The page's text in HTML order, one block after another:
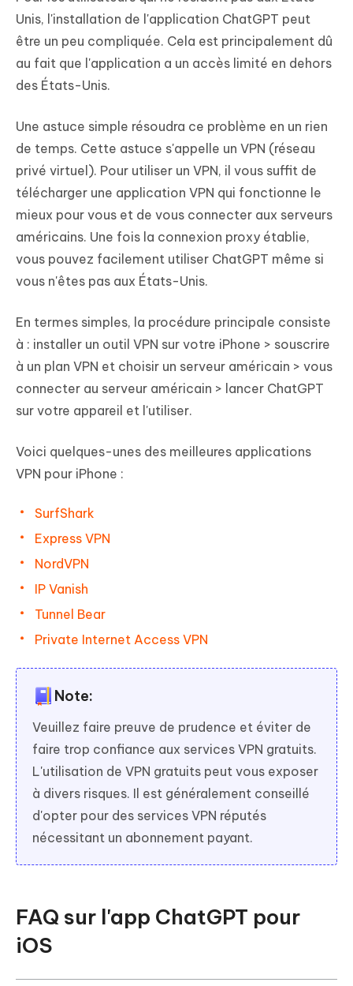
Unis, l'installation de l'application ChatGPT peut
être un peu compliquée. Cela est principalement dû
au fait que l'application a un accès limité en dehors
des États-Unis.
Une astuce simple résoudra ce problème en un rien
de temps. Cette astuce s'appelle un VPN (réseau
privé virtuel). Pour utiliser un VPN, il vous suffit de
télécharger une application VPN qui fonctionne le
mieux pour vous et de vous connecter aux serveurs
américains. Une fois la connexion proxy établie,
vous pouvez facilement utiliser ChatGPT même si
vous n'êtes pas aux États-Unis.
En termes simples, la procédure principale consiste
à : installer un outil VPN sur votre iPhone > souscrire
à un plan VPN et choisir un serveur américain > vous
connecter au serveur américain > lancer ChatGPT
sur votre appareil et l'utiliser.
Voici quelques-unes des meilleures applications
VPN pour iPhone :
SurfShark
Express VPN
NordVPN
IP Vanish
Tunnel Bear
Private Internet Access VPN
Note:
Veuillez faire preuve de prudence et éviter de
faire trop confiance aux services VPN gratuits.
L'utilisation de VPN gratuits peut vous exposer
à divers risques. Il est généralement conseillé
d'opter pour des services VPN réputés
nécessitant un abonnement payant.
FAQ sur l'app ChatGPT pour
iOS